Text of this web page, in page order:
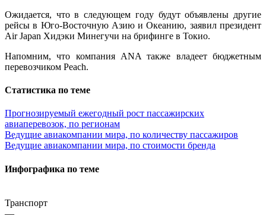
Ожидается, что в следующем году будут объявлены другие
рейсы в Юго-Восточную Азию и Океанию, заявил президент
Air Japan Хидэки Минегучи на брифинге в Токио.
Напомним, что компания ANA также владеет бюджетным
перевозчиком Peach.
Статистика по теме
Прогнозируемый ежегодный рост пассажирских
авиаперевозок, по регионам
Ведущие авиакомпании мира, по количеству пассажиров
Ведущие авиакомпании мира, по стоимости бренда
Инфографика по теме
Транспорт